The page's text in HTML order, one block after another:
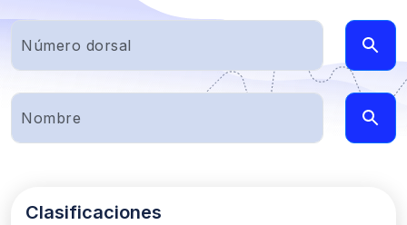
Clasificaciones